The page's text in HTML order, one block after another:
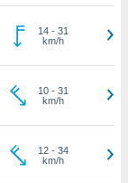
14- 31
km/h
10- 31
km/h
12- 34
km/h